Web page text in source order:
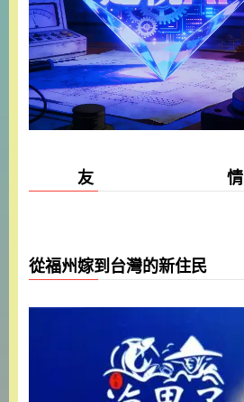
友 情
從福州嫁到台灣的新住民